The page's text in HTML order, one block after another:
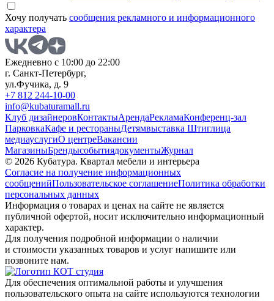
Хочу получать сообщения рекламного и информационного
характера
Ежедневно с 10:00 до 22:00
г. Санкт-Петербург,
ул.Фучика, д. 9
+7 812 244-10-00
info@kubaturamall.ru
Клуб дизайнеровКонтактыАрендаРекламаКонференц-зал
ПарковкаКафе и рестораныДетямвыставка Штиглица
медиауслугиО центреВакансии
МагазиныБрендысобытиядокументыЖурнал
© 2026 Кубатура. Квартал мебели и интерьера
Согласие на получение информационных
сообщенийПользовательское соглашениеПолитика обработки
персональных данных
Информация о товарах и ценах на сайте не является
публичной офертой, носит исключительно информационный
характер.
Для получения подробной информации о наличии
и стоимости указанных товаров и услуг напишите или
позвоните нам.
Для обеспечения оптимальной работы и улучшения
пользовательского опыта на сайте используются технологии